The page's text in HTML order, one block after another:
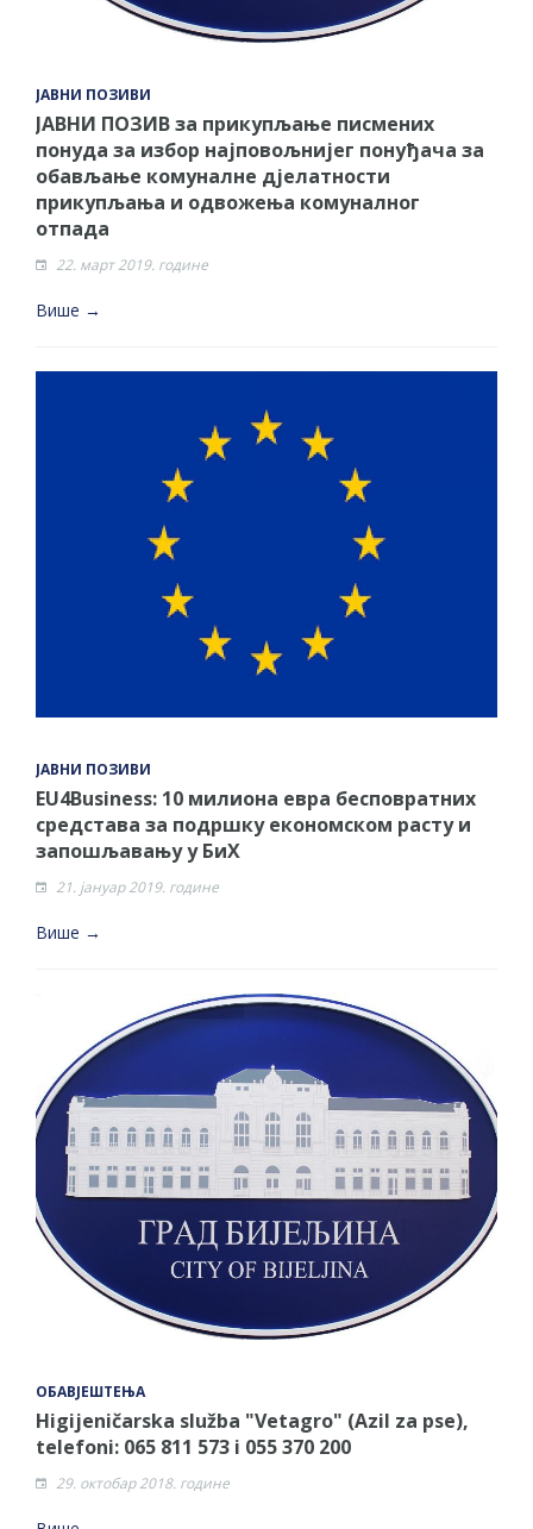
ЈАВНИ ПОЗИВИ
ЈАВНИ ПОЗИВ за прикупљање писмених
понуда за избор најповољнијег понуђача за
обављање комуналне дјелатности
прикупљања и одвожења комуналног
отпада
22. март 2019. године
Више →
ЈАВНИ ПОЗИВИ
EU4Business: 10 милиона евра бесповратних
средстава за подршку економском расту и
запошљавању у БиХ
21. јануар 2019. године
Више →
ОБАВЈЕШТЕЊА
Higijeničarska služba "Vetagro" (Azil za pse),
telefoni: 065 811 573 i 055 370 200
29. октобар 2018. године